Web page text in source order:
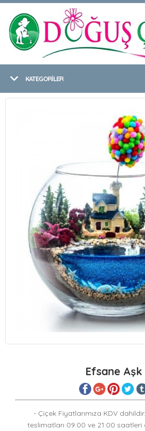
KATEGORİLER
Efsane Aşk
- Çiçek Fiyatlarımıza KDV
teslimatları 09:00 ve 21:00 saatleri